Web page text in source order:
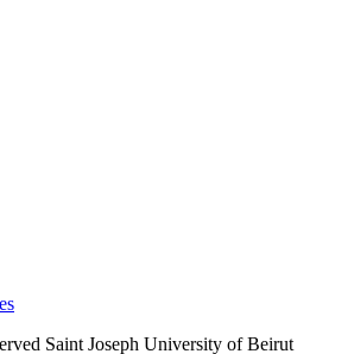
Saint Joseph University of Beirut